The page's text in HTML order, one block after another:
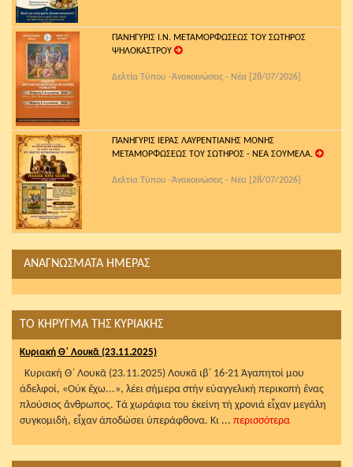
ΠΑΝΗΓΥΡΙΣ Ι.Ν. ΜΕΤΑΜΟΡΦΩΣΕΩΣ ΤΟΥ ΣΩΤΗΡΟΣ
ΨΗΛΟΚΑΣΤΡΟΥ
Δελτία Τύπου -Ἀνακοινώσεις - Νέα [28/07/2026]
ΠΑΝΗΓΥΡΙΣ ΙΕΡΑΣ ΛΑΥΡΕΝΤΙΑΝΗΣ ΜΟΝΗΣ
ΜΕΤΑΜΟΡΦΩΣΕΩΣ ΤΟΥ ΣΩΤΗΡΟΣ - ΝΕΑ ΣΟΥΜΕΛΑ.
Δελτία Τύπου -Ἀνακοινώσεις - Νέα [28/07/2026]
ΑΝΑΓΝΩΣΜΑΤΑ ΗΜΕΡΑΣ
ΤΟ ΚΗΡΥΓΜΑ ΤΗΣ ΚΥΡΙΑΚΗΣ
Κυριακή Θ΄ Λουκᾶ (23.11.2025)
Κυριακή Θ΄ Λουκᾶ (23.11.2025) Λουκᾶ ιβ΄ 16-21 Ἀγαπητοί μου
ἀδελφοί, «Οὐκ ἔχω...», λέει σήμερα στήν εὐαγγελική περικοπή ἕνας
πλούσιος ἄνθρωπος. Τά χωράφια του ἐκείνη τή χρονιά εἶχαν μεγάλη
συγκομιδή, εἶχαν ἀποδώσει ὑπεράφθονα. Κι ... περισσότερα